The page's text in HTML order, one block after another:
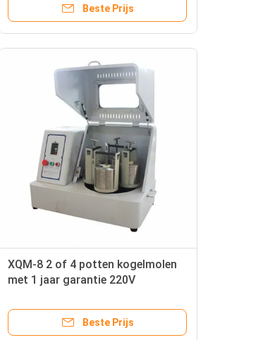
Beste Prijs
XQM-8 2 of 4 potten kogelmolen
met 1 jaar garantie 220V
Beste Prijs